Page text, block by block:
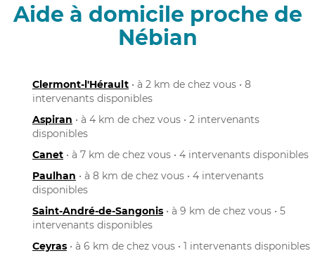
Aide à domicile proche de
Nébian
Clermont-l'Hérault • à 2 km de chez vous • 8
intervenants disponibles
Aspiran • à 4 km de chez vous • 2 intervenants
disponibles
Canet • à 7 km de chez vous • 4 intervenants disponibles
Paulhan • à 8 km de chez vous • 4 intervenants
disponibles
Saint-André-de-Sangonis • à 9 km de chez vous • 5
intervenants disponibles
Ceyras • à 6 km de chez vous • 1 intervenants disponibles